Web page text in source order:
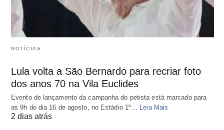
NOTÍCIAS
Lula volta a São Bernardo para recriar foto
dos anos 70 na Vila Euclides
Evento de lançamento da campanha do petista está marcado para
as 9h do dia 16 de agosto, no Estádio 1º…
Leia Mais
2 dias atrás